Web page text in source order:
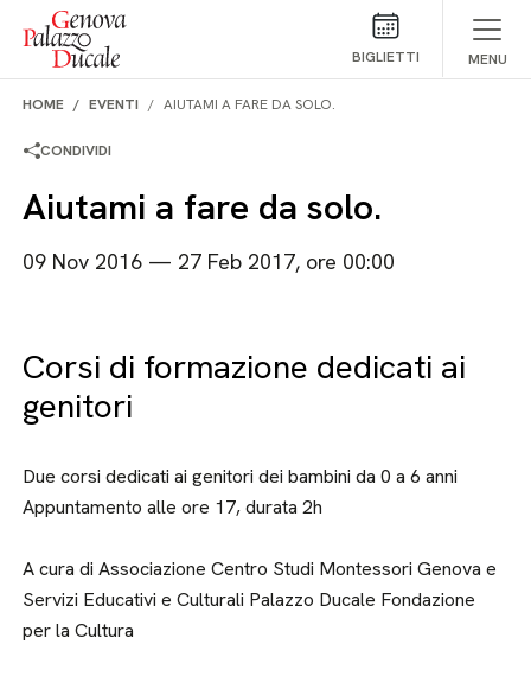
Salta al contenuto
BIGLIETTI MENU
HOME EVENTI AIUTAMI A FARE DA SOLO.
CONDIVIDI
Aiutami a fare da solo.
09 Nov 2016 — 27 Feb 2017, ore 00:00
Corsi di formazione dedicati ai
genitori
Due corsi dedicati ai genitori dei bambini da 0 a 6 anni
Appuntamento alle ore 17, durata 2h
A cura di Associazione Centro Studi Montessori Genova e
Servizi Educativi e Culturali Palazzo Ducale Fondazione
per la Cultura